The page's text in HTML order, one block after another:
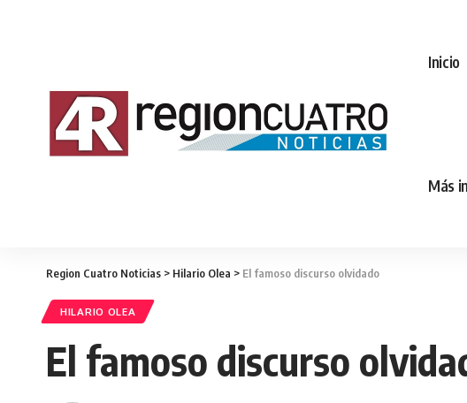
Inicio
Más
Region Cuatro Noticias > Hilario Olea > El famoso discurso olvidado
HILARIO OLEA
El famoso discurso